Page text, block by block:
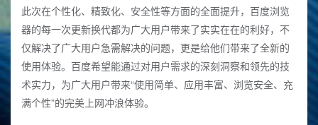
此次在个性化、精致化、安全性等方面的全面提升，百度浏览
器的每一次更新换代都为广大用户带来了实实在在的利好，不
仅解决了广大用户急需解决的问题，更是给他们带来了全新的
使用体验。百度希望能通过对用户需求的深刻洞察和领先的技
术实力，为广大用户带来“使用简单、应用丰富、浏览安全、充
满个性”的完美上网冲浪体验。